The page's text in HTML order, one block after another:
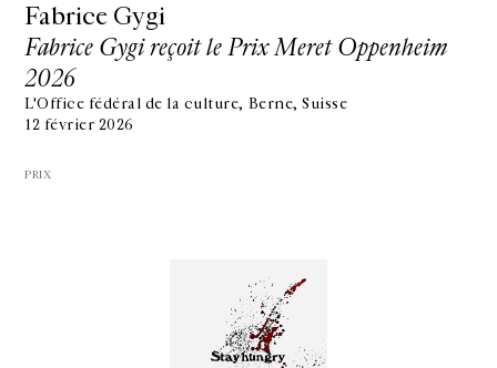
Fabrice Gygi
Fabrice Gygi reçoit le Prix Meret Oppenheim
2026
L'Office fédéral de la culture, Berne, Suisse
12 février 2026
PRIX